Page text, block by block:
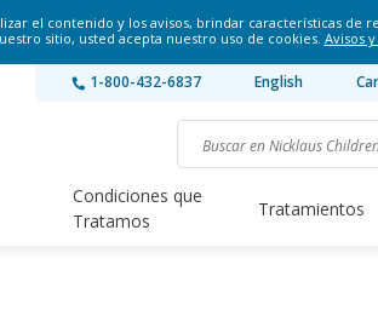
el contenido y los avisos, brindar características de
sitio, usted acepta nuestro uso de cookies. Avisos
1-800-432-6837 English
Condiciones que
Tratamos
Tratamientos